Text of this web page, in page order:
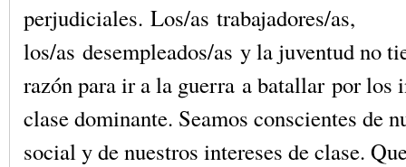
perjudiciales. Los/as trabajadores/as,
los/as desempleados/as y la juventud no
razón para ir a la guerra a batallar por los
clase dominante. Seamos conscientes de
social y de nuestros intereses de clase.